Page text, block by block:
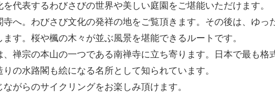
代表するわびさびの世界や美しい庭園をご堪能いただけます。
へ。わびさび文化の発祥の地をご覧頂きます。その後は、ゆっ
す。桜や楓の木々が並ぶ風景を堪能できるルートです。
禅宗の本山の一つである南禅寺に立ち寄ります。日本で最も格
の水路閣も絵になる名所として知られています。
がらのサイクリングをお楽しみ頂けます。